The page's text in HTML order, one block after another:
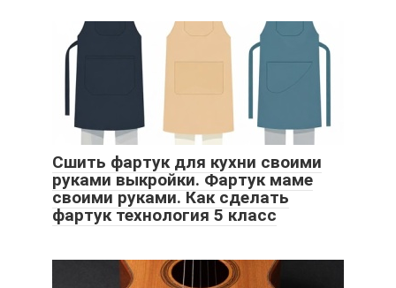
Сшить фартук для кухни своими
руками выкройки. Фартук маме
своими руками. Как сделать
фартук технология 5 класс